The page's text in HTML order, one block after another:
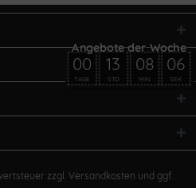
zzgl. Versandkosten und ggf.
00
TAGE
13
STD
08
MIN
06
SEK